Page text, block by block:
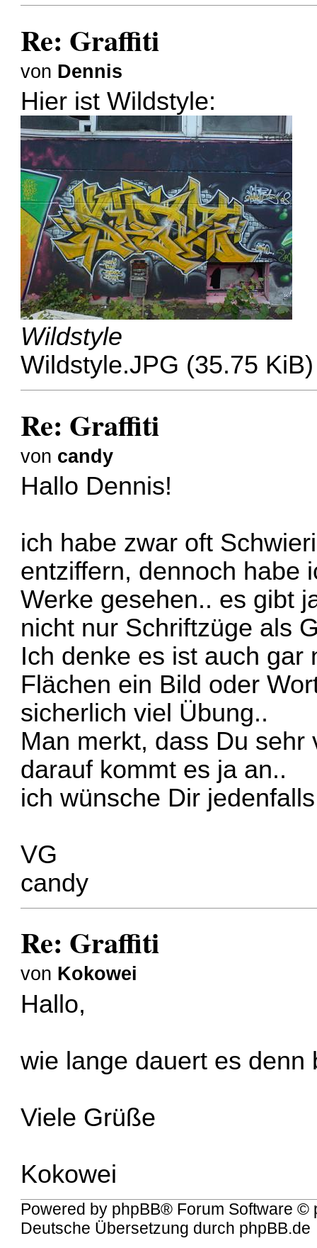
Re: Graffiti
von Dennis
Hier ist Wildstyle:
Wildstyle
Wildstyle.JPG (35.75
Re: Graffiti
von candy
Hallo Dennis!
ich habe zwar oft
entziffern, dennoch habe
Werke gesehen.. es gibt
nicht nur Schriftzüge als
Ich denke es ist auch
Flächen ein Bild oder
sicherlich viel Übung..
Man merkt, dass Du
darauf kommt es ja an..
ich wünsche Dir
VG
candy
Re: Graffiti
von Kokowei
Hallo,
wie lange dauert es
Viele Grüße
Kokowei
Powered by phpBB® Forum Software ©
Deutsche Übersetzung durch phpBB.de